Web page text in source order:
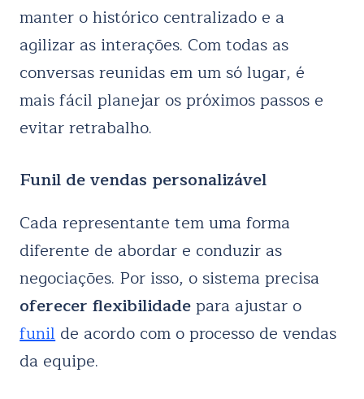
manter o histórico centralizado e a
agilizar as interações. Com todas as
conversas reunidas em um só lugar, é
mais fácil planejar os próximos passos e
evitar retrabalho.
Funil de vendas personalizável
Cada representante tem uma forma
diferente de abordar e conduzir as
negociações. Por isso, o sistema precisa
oferecer flexibilidadepara ajustar o
funilde acordo com o processo de vendas
da equipe.